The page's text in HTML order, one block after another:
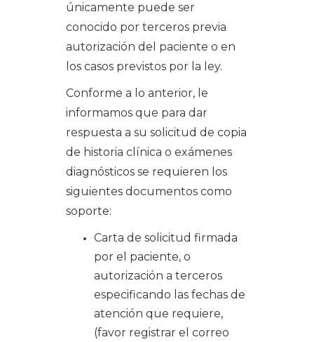
únicamente puede ser
conocido por terceros previa
autorización del paciente o en
los casos previstos por la ley.
Conforme a lo anterior, le
informamos que para dar
respuesta a su solicitud de copia
de historia clínica o exámenes
diagnósticos se requieren los
siguientes documentos como
soporte:
Carta de solicitud firmada
por el paciente, o
autorización a terceros
especificando las fechas de
atención que requiere,
(favor registrar el correo